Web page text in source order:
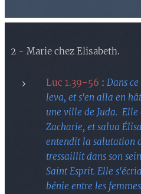
2 - Marie chez Elisabeth.
Luc 1.39-56 : Dans
leva, et s'en alla en
une ville de Juda.
Zacharie, et salua
entendit la salutation
tressaillit dans son
Saint Esprit. Elle
bénie entre les